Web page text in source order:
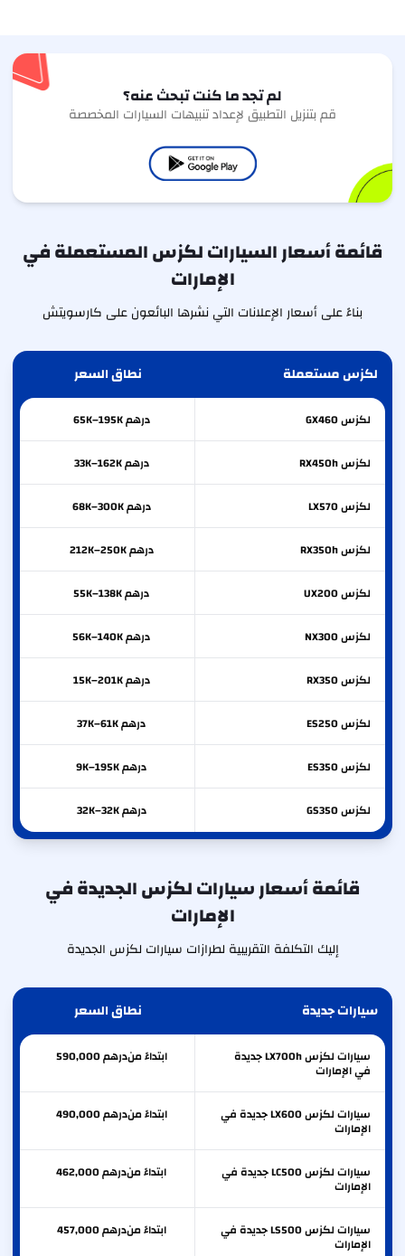
لم تجد ما كنت تبحث عنه؟
قم بتنزيل التطبيق لإعداد تنبيهات السيارات المخصصة
قائمة أسعار السيارات لكزس المستعملة في
الإمارات
بناءً على أسعار الإعلانات التي نشرها البائعون على كارسويتش
لكزس مستعملة نطاق السعر
لكزسGX460 درهم 65K–195K
لكزسRX450h درهم 33K–162K
لكزسLX570 درهم 68K–300K
لكزسRX350h درهم 212K–250K
لكزسUX200 درهم 55K–138K
لكزسNX300 درهم 56K–140K
لكزسRX350 درهم 15K–201K
لكزسES250 درهم 37K–61K
لكزسES350 درهم 9K–195K
لكزسGS350 درهم 32K–32K
قائمة أسعار سيارات لكزس الجديدة في
الإمارات
إليك التكلفة التقريبية لطرازات سيارات لكزس الجديدة
سيارات جديدة نطاق السعر
سيارات لكزس LX700h جديدة
في الإمارات
ابتداءً من 590,000درهم
سيارات لكزس LX600 جديدة في
الإمارات
ابتداءً من 490,000درهم
سيارات لكزس LC500 جديدة في
الإمارات
ابتداءً من 462,000درهم
سيارات لكزس LS500 جديدة في
الإمارات
ابتداءً من 457,000درهم